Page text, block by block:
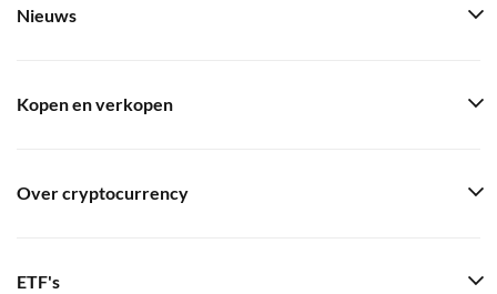
Nieuws
Kopen en verkopen
Over cryptocurrency
ETF's